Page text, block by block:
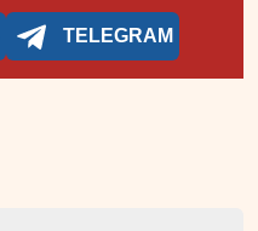
TELEGRAM